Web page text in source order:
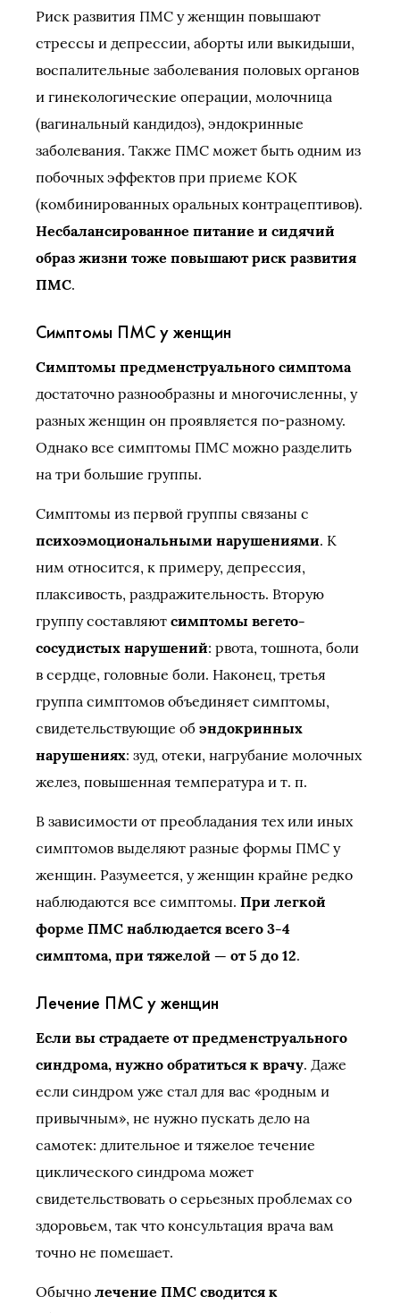
Риск развития ПМС у женщин повышают
стрессы и депрессии, аборты или выкидыши,
воспалительные заболевания половых органов
и гинекологические операции, молочница
(вагинальный кандидоз), эндокринные
заболевания. Также ПМС может быть одним из
побочных эффектов при приеме КОК
(комбинированных оральных контрацептивов).
Несбалансированное питание и сидячий
образ жизни тоже повышают риск развития
ПМС.
Симптомы ПМС у женщин
Симптомы предменструального симптома
достаточно разнообразны и многочисленны, у
разных женщин он проявляется по-разному.
Однако все симптомы ПМС можно разделить
на три большие группы.
Симптомы из первой группы связаны с
психоэмоциональными нарушениями. К
ним относится, к примеру, депрессия,
плаксивость, раздражительность. Вторую
группу составляют симптомы вегето-
сосудистых нарушений: рвота, тошнота, боли
в сердце, головные боли. Наконец, третья
группа симптомов объединяет симптомы,
свидетельствующие об эндокринных
нарушениях: зуд, отеки, нагрубание молочных
желез, повышенная температура и т. п.
В зависимости от преобладания тех или иных
симптомов выделяют разные формы ПМС у
женщин. Разумеется, у женщин крайне редко
наблюдаются все симптомы. При легкой
форме ПМС наблюдается всего 3-4
симптома, при тяжелой — от 5 до 12.
Лечение ПМС у женщин
Если вы страдаете от предменструального
синдрома, нужно обратиться к врачу. Даже
если синдром уже стал для вас «родным и
привычным», не нужно пускать дело на
самотек: длительное и тяжелое течение
циклического синдрома может
свидетельствовать о серьезных проблемах со
здоровьем, так что консультация врача вам
точно не помешает.
Обычно лечение ПМС сводится к